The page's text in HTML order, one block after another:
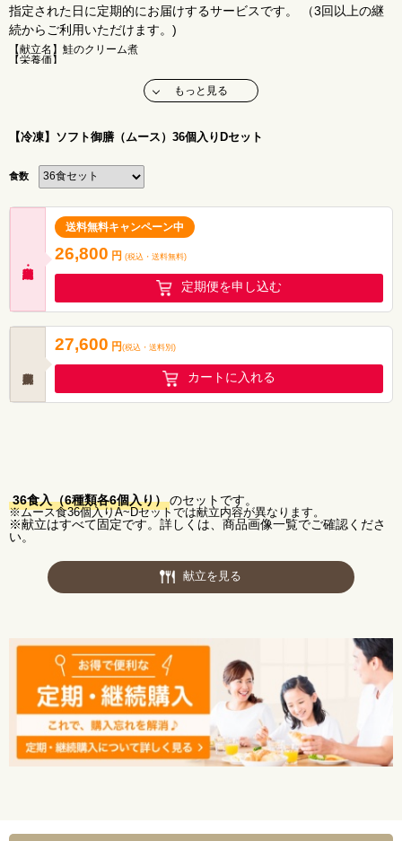
指定された日に定期的にお届けするサービスです。 （3回以上の継
続からご利用いただけます。)
【献立名】鮭のクリーム煮
【栄養価】
【献立名】ハンバーグ和風おろし
エネルギー：307kcal
たんぱく質：14.1g
脂質 ：16.3g
塩分相当量：1.4g
【アレルゲン(28品目中)】 小麦・卵・乳
【栄養価】
エネルギー：323kcal
たんぱく質：13.7g
塩分相当量：1.2g
【献立名】豚の生姜焼き
【栄養価】
エネルギー：328kcal
たんぱく質：14.0g
脂質 ：16.5g
炭水化物 ：31.5g
塩分相当量：1.5g
炭水化物 ：29.7g
塩分相当量：1.6g
【アレルゲン(28品目中)】 小麦・卵・乳
【献立名】ぶりの照焼き
【栄養価】
たんぱく質：13.7g
脂質 ：12.7g
炭水化物 ：29.5g
もっと見る
【冷凍】ソフト御膳（ムース）36個入りDセット
食数
送料無料キャンペーン中
26,800 円 (税込・ 送料無料)
定期便を申し込む
27,600 円(税込 ・ 送料別 )
カートに入れる
36食入（6種類各6個入り） のセットです。
※ムース食36個入りA~Dセットでは献立内容が異なります。
※献立はすべて固定です。詳しくは、商品画像一覧でご確認くださ
い。
献立を見る